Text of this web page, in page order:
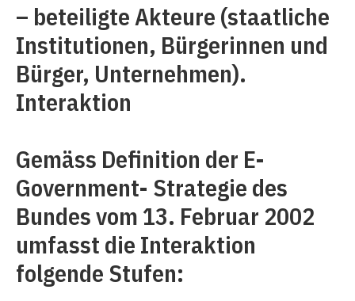
– beteiligte Akteure (staatliche
Institutionen, Bürgerinnen und
Bürger, Unternehmen).
Interaktion
Gemäss Definition der E-
Government- Strategie des
Bundes vom 13. Februar 2002
umfasst die Interaktion
folgende Stufen: